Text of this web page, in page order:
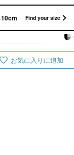
Find your size
お気に入りに追加